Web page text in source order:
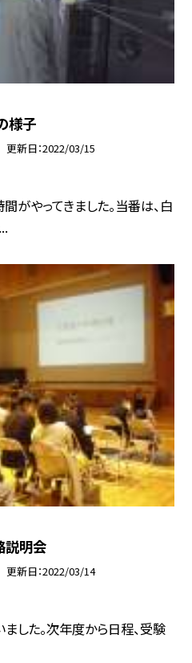
様子
更新日 2022/03/15
がやってきました。当番は、白
明会
更新日 2022/03/14
した。次年度から日程、受験